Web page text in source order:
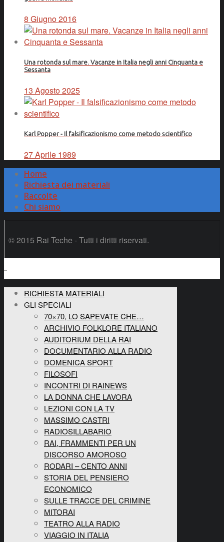
8 Giugno 2016
Una rotonda sul mare. Vacanze in Italia negli anni Cinquanta e
Sessanta
13 Agosto 2025
Karl Popper - Il falsificazionismo come metodo scientifico
27 Aprile 1989
Home
Richiesta dei materiali
Raccolte
Chi siamo
© 2015 Rai Teche - Tutti i diritti riservati.
RICHIESTA MATERIALI
GLI SPECIALI
70×70, LO SAPEVATE CHE…
ARCHIVIO FOLKLORE ITALIANO
AUDITORIUM DELLA RAI
DOCUMENTARIO ALLA RADIO
DOMENICA SPORT
FILOSOFI
INCONTRI DI RAINEWS
LA DONNA CHE LAVORA
LEZIONI CON LA TV
MASSIMO CASTRI
RADIOSILLABARIO
RAI, FRAMMENTI PER UN
DISCORSO AMOROSO
RODARI – CENTO ANNI
STORIA DEL PENSIERO
ECONOMICO
SULLE TRACCE DEL CRIMINE
MITORAI
TEATRO ALLA RADIO
VIAGGIO IN ITALIA